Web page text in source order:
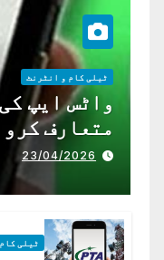
ٹیلی کام و انٹرنٹ
واٹس ایپ کی
متعارف
23/04/2026
ٹیلی